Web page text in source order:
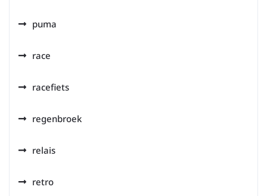
puma
race
racefiets
regenbroek
relais
retro